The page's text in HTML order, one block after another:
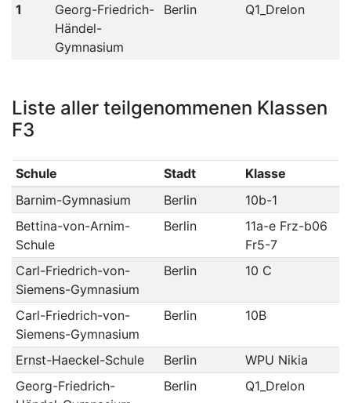
1
Georg-Friedrich-
Händel-
Gymnasium
Berlin Q1_Drelon
Liste aller teilgenommenen Klassen
F3
Schule Stadt
Klasse
Barnim-Gymnasium
Berlin
10b-1
Bettina-von-Arnim-
Schule
Berlin
11a-e Frz-b06
Fr5-7
Carl-Friedrich-von-
Siemens-Gymnasium
Berlin 10 C
Carl-Friedrich-von-
Siemens-Gymnasium
Berlin 10B
Ernst-Haeckel-Schule Berlin
WPU Nikia
Georg-Friedrich-
Berlin Q1_Drelon